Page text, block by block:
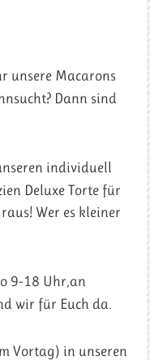
unsere Macarons
Dann sind
individuell
Deluxe Torte für
Wer es kleiner
9-18 Uhr,an
wir für Euch da.
Vortag) in unseren